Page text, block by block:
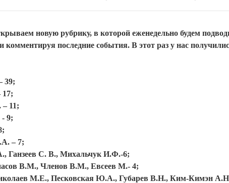
новую рубрику, в которой еженедельно будем
комментируя последние события. В этот раз у нас
39;
17;
11;
9;
– 7;
Ганзеев С. В., Михальчук И.Ф.-6;
В.М., Членов В.М., Евсеев М.- 4;
М.Е., Песковская Ю.А., Губарев В.Н., Ким-Кимэн